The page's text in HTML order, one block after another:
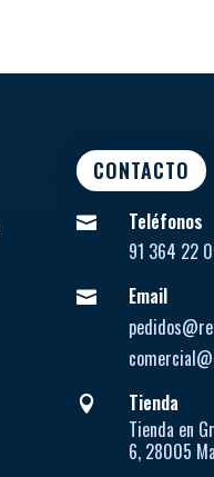
CONTACTO

Teléfonos
91 364 22

Email

Tienda
Tienda en
6, 28005